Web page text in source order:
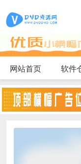
网站首页 软件